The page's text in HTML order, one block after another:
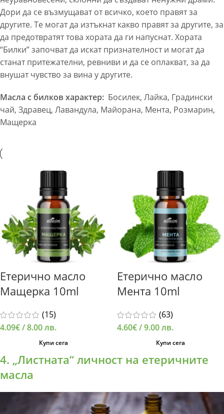
Дори да се възмущават от всичко, което правят за
другите. Те могат да изтъкнат какво правят за другите, за
да предотвратят това хората да ги напуснат. Хората
“Билки” започват да искат признателност и могат да
станат притежателни, ревниви и да се оплакват, за да
внушат чувство за вина у другите.
Масла с билков характер: Босилек, Лайка, Градински
чай, Здравец, Лавандула, Майорана, Мента, Розмарин,
Мащерка
Етерично масло
Мащерка 10ml
(15)
4.09€/ 8.00 лв.
Купи сега
Етерично масло
Мента 10ml
(63)
4.60€/ 9.00 лв.
Купи сега
4. „Листната“ личност на етеричните
масла